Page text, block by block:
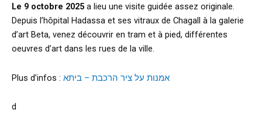
Le 9 octobre 2025 a lieu une visite guidée assez originale.
Depuis l’hôpital Hadassa et ses vitraux de Chagall à la galerie
d’art Beta, venez découvrir en tram et à pied, différentes
oeuvres d’art dans les rues de la ville.
Plus d’infos : אמנות על ציר הרכבת – ביתא
d